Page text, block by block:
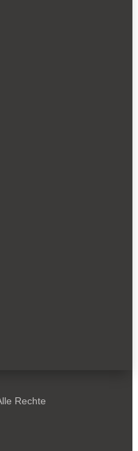
Rechte